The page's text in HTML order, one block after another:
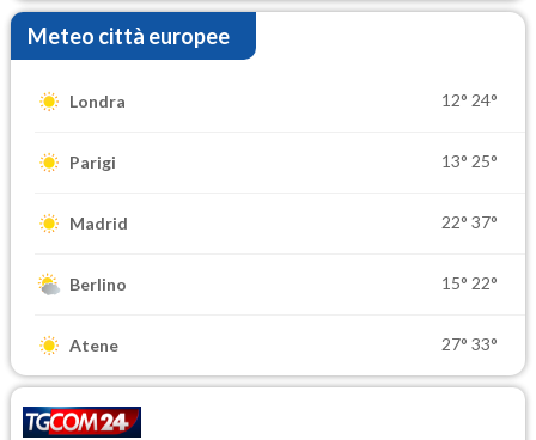
Meteo città europee
Londra 12° 24°
Parigi 13° 25°
Madrid 22° 37°
Berlino 15° 22°
Atene 27° 33°